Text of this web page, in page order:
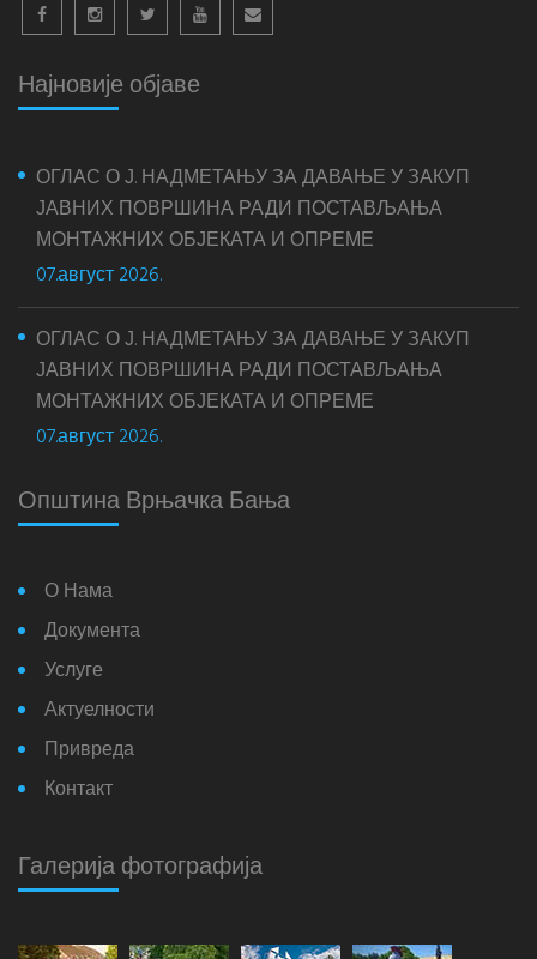
Најновије објаве
ОГЛАС О Ј. НАДМЕТАЊУ ЗА ДАВАЊЕ У ЗАКУП
ЈАВНИХ ПОВРШИНА РАДИ ПОСТАВЉАЊА
МОНТАЖНИХ ОБЈЕКАТА И ОПРЕМЕ
07.август 2026.
ОГЛАС О Ј. НАДМЕТАЊУ ЗА ДАВАЊЕ У ЗАКУП
ЈАВНИХ ПОВРШИНА РАДИ ПОСТАВЉАЊА
МОНТАЖНИХ ОБЈЕКАТА И ОПРЕМЕ
07.август 2026.
Општина Врњачка Бања
О Нама
Документа
Услуге
Актуелности
Привреда
Контакт
Галерија фотографија